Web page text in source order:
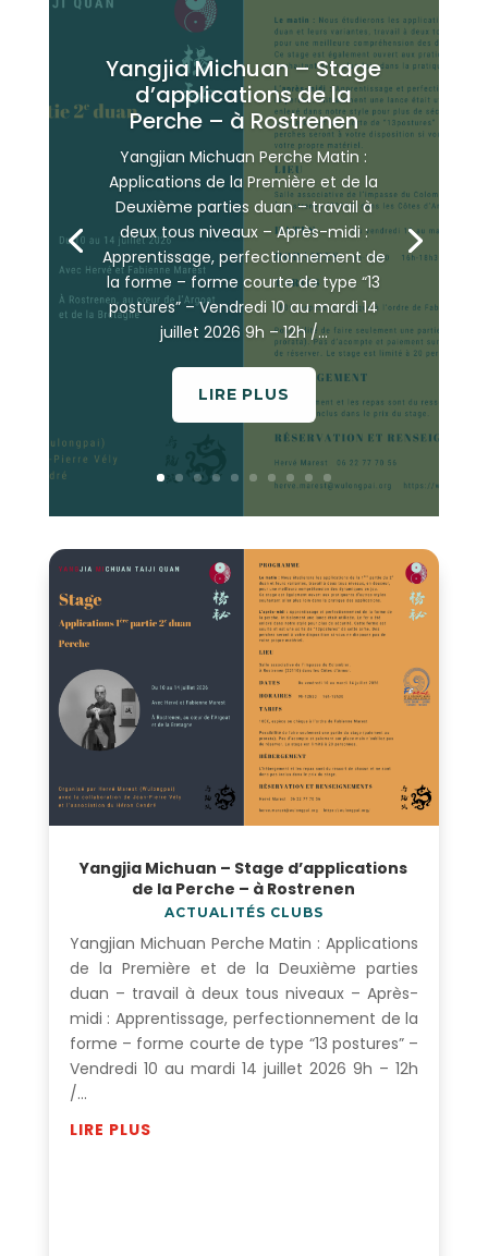
Yangjia Michuan – Stage
d’applications de la
Perche – à Rostrenen
Yangjian Michuan Perche Matin :
Applications de la Première et de la
Deuxième parties duan – travail à
deux tous niveaux – Après-midi :
Apprentissage, perfectionnement de
la forme – forme courte de type “13
postures” – Vendredi 10 au mardi 14
juillet 2026 9h – 12h /...
LIRE PLUS
Yangjia Michuan – Stage d’applications
de la Perche – à Rostrenen
ACTUALITÉS CLUBS
Yangjian Michuan Perche Matin : Applications
de la Première et de la Deuxième parties
duan – travail à deux tous niveaux – Après-
midi : Apprentissage, perfectionnement de la
forme – forme courte de type “13 postures” –
Vendredi 10 au mardi 14 juillet 2026 9h – 12h
/...
LIRE PLUS